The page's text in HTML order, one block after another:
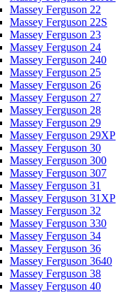
Massey Ferguson 22
Massey Ferguson 22S
Massey Ferguson 23
Massey Ferguson 24
Massey Ferguson 240
Massey Ferguson 25
Massey Ferguson 26
Massey Ferguson 27
Massey Ferguson 28
Massey Ferguson 29
Massey Ferguson 29XP
Massey Ferguson 30
Massey Ferguson 300
Massey Ferguson 307
Massey Ferguson 31
Massey Ferguson 31XP
Massey Ferguson 32
Massey Ferguson 330
Massey Ferguson 34
Massey Ferguson 36
Massey Ferguson 3640
Massey Ferguson 38
Massey Ferguson 40